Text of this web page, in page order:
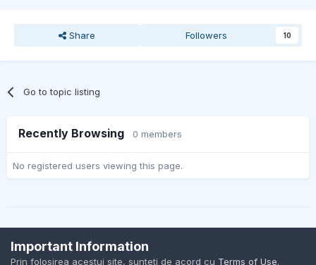
Share Followers 10
Go to topic listing
Recently Browsing 0 members
No registered users viewing this page.
Contact Us
Important Information
Prin folosirea acestui site, sunteti de acord cu Terms of Use.